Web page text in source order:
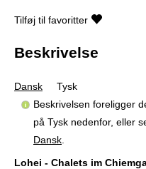
Tilføj til favoritter
Beskrivelse
Dansk
Tysk
Beskrivelsen foreligger
på Tysk nedenfor, eller
Dansk
Lohei - Chalets im